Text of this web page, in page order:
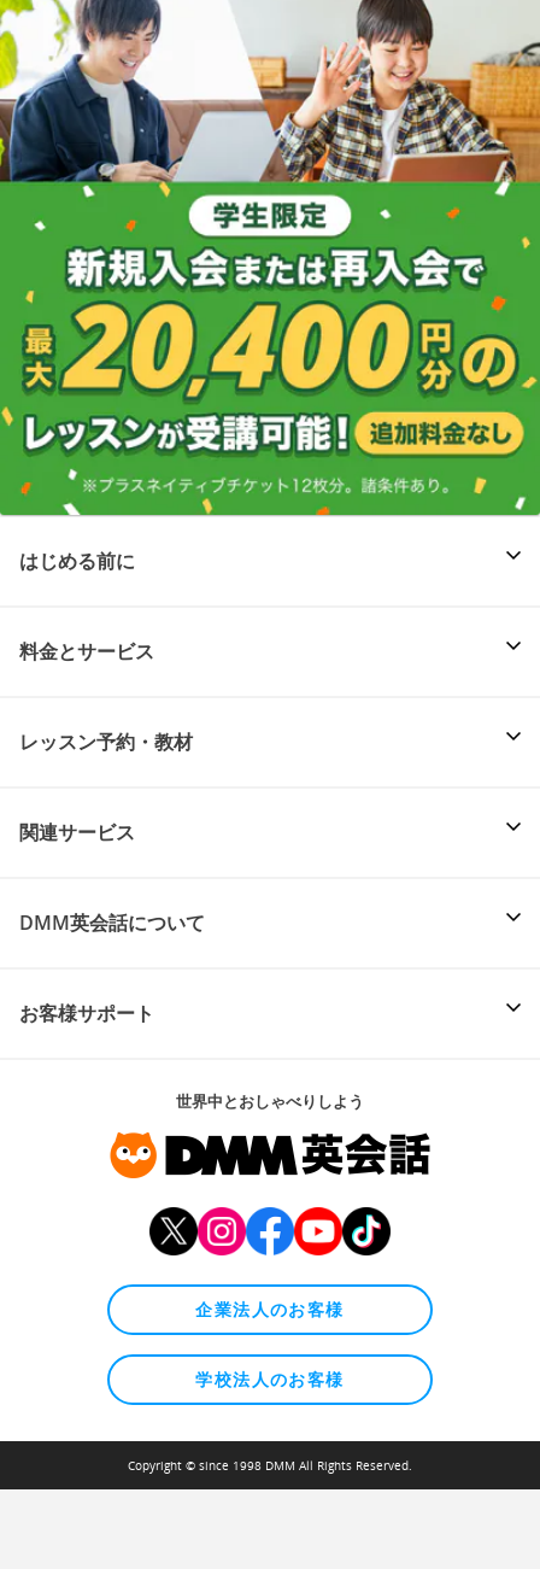
はじめる前に
料金とサービス
レッスン予約・教材
関連サービス
DMM英会話について
お客様サポート
世界中とおしゃべりしよう
企業法人のお客様
学校法人のお客様
Copyright © since 1998 DMM All Rights Reserved.